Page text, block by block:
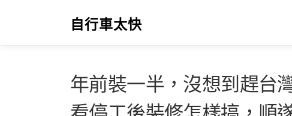
要
自行車太快
年前裝一半，沒想到趕台